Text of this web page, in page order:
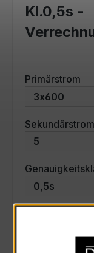
Kl.0,5s -
Primärstrom
Sekundärstrom